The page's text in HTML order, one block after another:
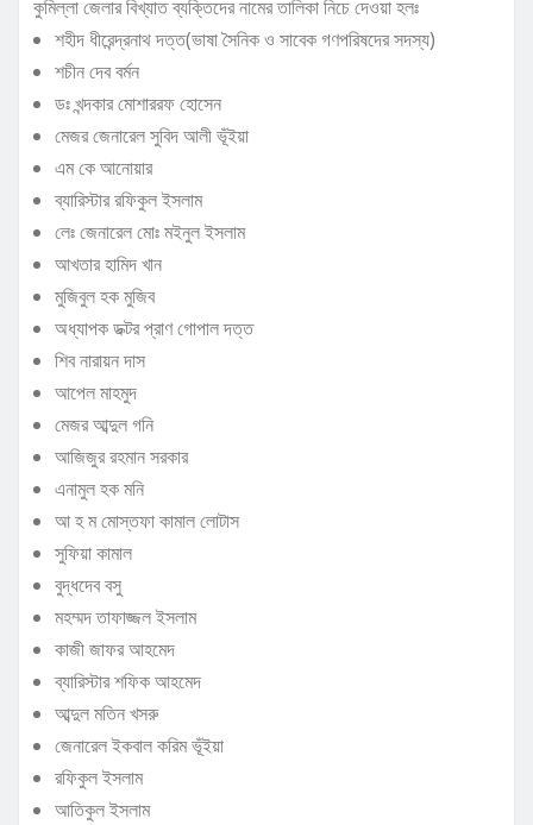
কুমিল্লা জেলার বিখ্যাত ব্যক্তিদের নামের তালিকা নিচে দেওয়া হলঃ
শহীদ ধীরেন্দ্রনাথ দত্ত(ভাষা সৈনিক ও সাবেক গণপরিষদের সদস্য)
শচীন দেব বর্মন
ডঃ খন্দকার মোশাররফ হোসেন
মেজর জেনারেল সুবিদ আলী ভূঁইয়া
এম কে আনোয়ার
ব্যারিস্টার রফিকুল ইসলাম
লেঃ জেনারেল মোঃ মইনুল ইসলাম
আখতার হামিদ খান
মুজিবুল হক মুজিব
অধ্যাপক ডক্টর প্রাণ গোপাল দত্ত
শিব নারায়ন দাস
আপেল মাহমুদ
মেজর আব্দুল গনি
আজিজুর রহমান সরকার
এনামুল হক মনি
আ হ ম মোস্তফা কামাল লোটাস
সুফিয়া কামাল
বুদ্ধদেব বসু
মহম্মদ তাফাজ্জল ইসলাম
কাজী জাফর আহমেদ
ব্যারিস্টার শফিক আহমেদ
আব্দুল মতিন খসরু
জেনারেল ইকবাল করিম ভূঁইয়া
রফিকুল ইসলাম
আতিকুল ইসলাম